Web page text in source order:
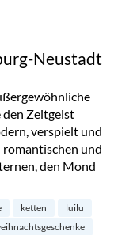
Neustadt
den Zeitgeist
verspielt und
und
den Mond
Tour in Hamburg-
ketten
luilu